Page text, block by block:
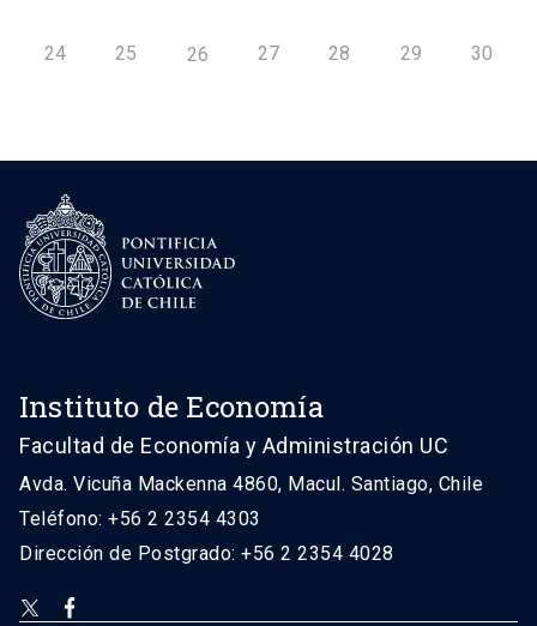
24 25 26 27 28 29 30
Instituto de Economía
Facultad de Economía y Administración UC
Avda. Vicuña Mackenna 4860, Macul. Santiago, Chile
Teléfono: +56 2 2354 4303
Dirección de Postgrado: +56 2 2354 4028